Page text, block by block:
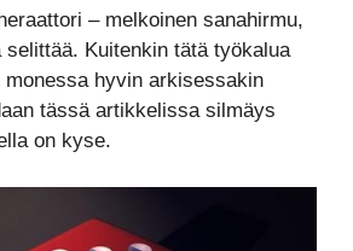
– melkoinen sanahirmu,
selittää. Kuitenkin tätä työkalua
hyvin arkisessakin
tässä artikkelissa silmäys
on kyse.